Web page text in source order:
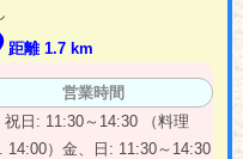
距離 1.7 km
営業時間
祝日: 11:30～14:30 （料理
14:00）金、日: 11:30～14:30